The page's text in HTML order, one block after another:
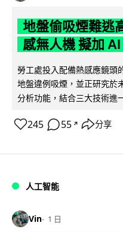
地盤偷吸煙難逃
感無人機 擬加
勞工處投入配備熱感應鏡頭
地盤違例吸煙，並正研究於
分析功能，結合三大技術進
245 55 ↗ 分享
人工智能
Vin 1 日